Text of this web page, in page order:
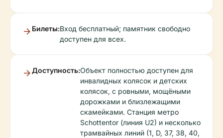
Билеты:Вход бесплатный; памятник свободно
доступен для всех.
Доступность:Объект полностью доступен для
инвалидных колясок и детских
колясок, с ровными, мощёными
дорожками и близлежащими
скамейками. Станция метро
Schottentor (линия U2) и несколько
трамвайных линий (1, D, 37, 38, 40,